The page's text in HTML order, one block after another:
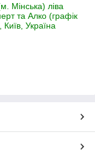
Мінська) ліва
та Алко (графік
Україна